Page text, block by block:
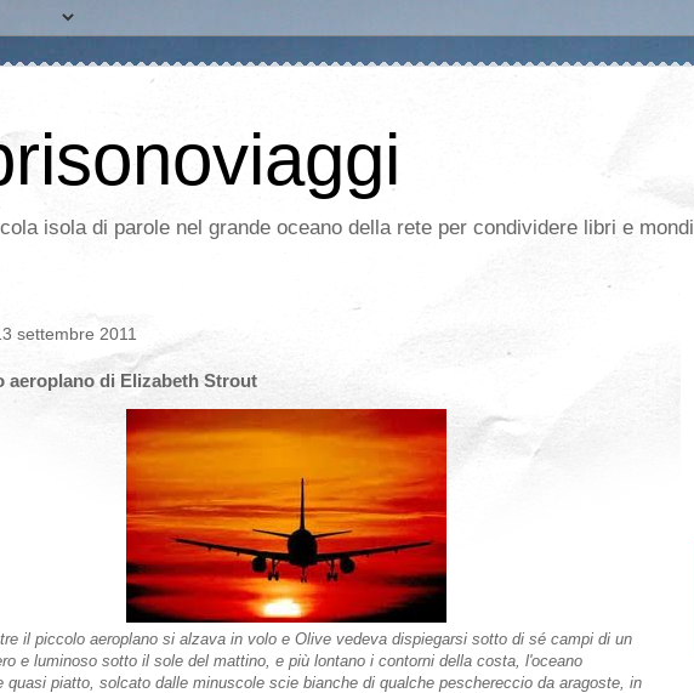
isola di parole nel grande oceano della rete per condividere libri e mondi
settembre 2011
aeroplano di Elizabeth Strout
il piccolo aeroplano si alzava in volo e Olive vedeva dispiegarsi sotto di sé campi di un
e luminoso sotto il sole del mattino, e più lontano i contorni della costa, l'oceano
quasi piatto, solcato dalle minuscole scie bianche di qualche peschereccio da aragoste, in